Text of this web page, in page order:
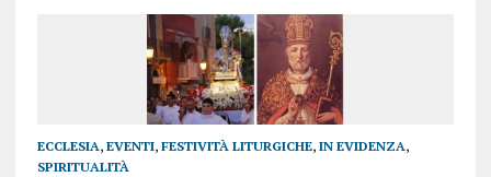
ECCLESIA, EVENTI, FESTIVITÀ LITURGICHE, IN EVIDENZA,
SPIRITUALITÀ